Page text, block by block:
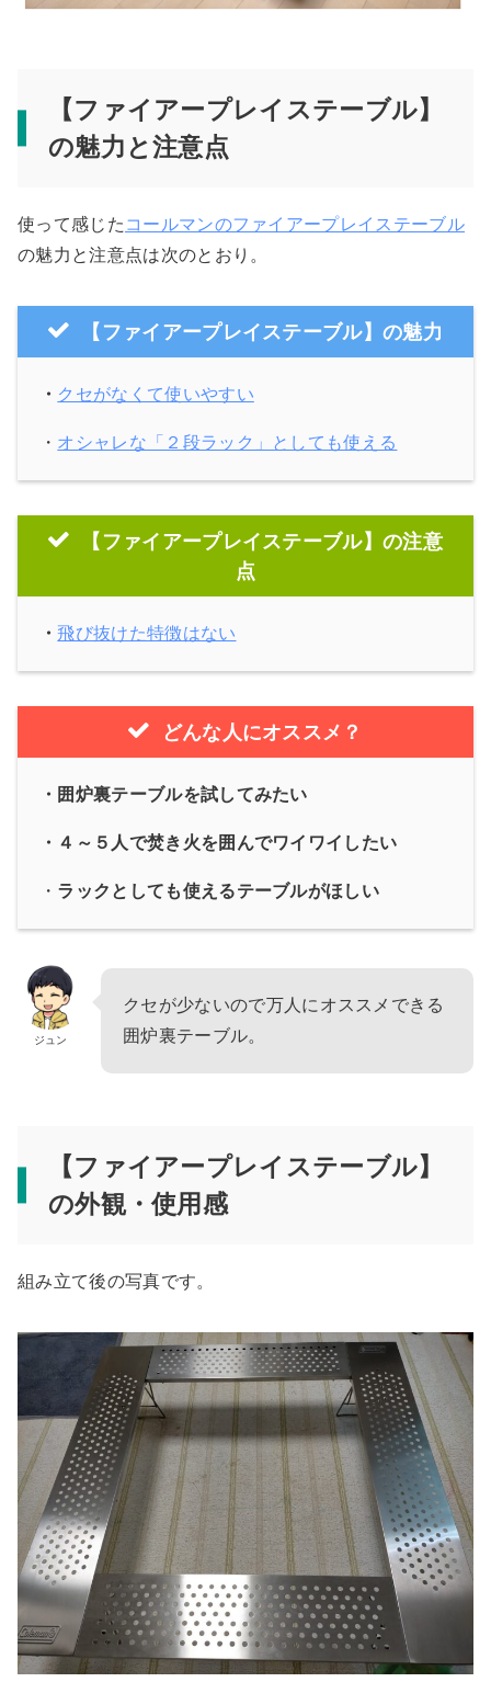
【ファイアープレイステーブル】
の魅力と注意点
使って感じた コールマンのファイアープレイステーブル
の魅力と注意点は次のとおり。
【ファイアープレイステーブル】の魅力
・ クセがなくて使いやすい
・ オシャレな「２段ラック」としても使える
【ファイアープレイステーブル】の注意
点
・飛び抜けた特徴はない
どんな人にオススメ？
・囲炉裏テーブルを試してみたい
・４～５人で焚き火を囲んでワイワイしたい
・ ラックとしても使えるテーブルがほしい
ジュン
クセが少ないので万人にオススメできる
囲炉裏テーブル。
【ファイアープレイステーブル】
の外観・使用感
組み立て後の写真です。